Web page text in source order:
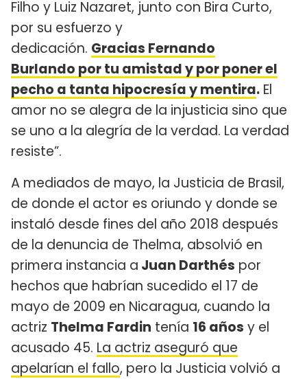
Filho y Luiz Nazaret, junto con Bira Curto,
por su esfuerzo y
dedicación. Gracias Fernando
Burlando por tu amistad y por poner el
pecho a tanta hipocresía y mentira. El
amor no se alegra de la injusticia sino que
se uno a la alegría de la verdad. La verdad
resiste”.
A mediados de mayo, la Justicia de Brasil,
de donde el actor es oriundo y donde se
instaló desde fines del año 2018 después
de la denuncia de Thelma, absolvió en
primera instancia a Juan Darthés por
hechos que habrían sucedido el 17 de
mayo de 2009 en Nicaragua, cuando la
actriz Thelma Fardin tenía 16 años y el
acusado 45. La actriz aseguró que
apelarían el fallo, pero la Justicia volvió a